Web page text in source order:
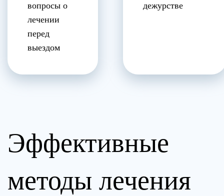
вопросы о
лечении
перед
выездом
дежурстве
Эффективные
методы лечения